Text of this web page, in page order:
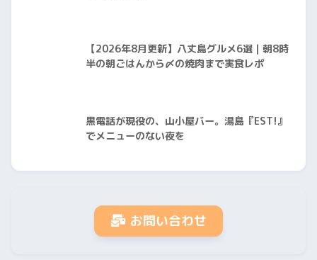
【2026年8月更新】八丈島グルメ6選｜朝8時
半の朝ごはんから〆の焼肉まで実食レポ
黒電話が現役の、山小屋バー。湯島『EST!』
でメニューのない夜を
お問い合わせ